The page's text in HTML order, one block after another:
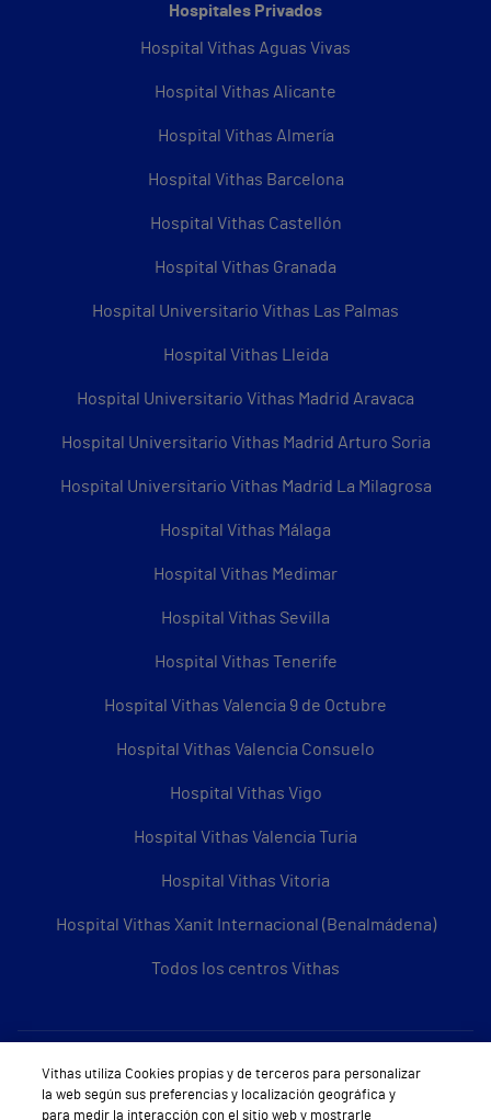
Hospitales Privados
Hospital Vithas Aguas Vivas
Hospital Vithas Alicante
Hospital Vithas Almería
Hospital Vithas Barcelona
Hospital Vithas Castellón
Hospital Vithas Granada
Hospital Universitario Vithas Las Palmas
Hospital Vithas Lleida
Hospital Universitario Vithas Madrid Aravaca
Hospital Universitario Vithas Madrid Arturo Soria
Hospital Universitario Vithas Madrid La Milagrosa
Hospital Vithas Málaga
Hospital Vithas Medimar
Hospital Vithas Sevilla
Hospital Vithas Tenerife
Hospital Vithas Valencia 9 de Octubre
Hospital Vithas Valencia Consuelo
Hospital Vithas Vigo
Hospital Vithas Valencia Turia
Hospital Vithas Vitoria
Hospital Vithas Xanit Internacional (Benalmádena)
Todos los centros Vithas
Sobre Vithas
Quiénes somos
Vithas utiliza Cookies propias y de terceros para personalizar
la web según sus preferencias y localización geográfica y
para medir la interacción con el sitio web y mostrarle